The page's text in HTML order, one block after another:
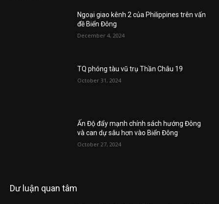
Ngoại giao kênh 2 của Philippines trên vấn
đề Biển Đông
December 4, 2024
TQ phóng tàu vũ trụ Thần Châu 19
October 31, 2024
Ấn Độ đẩy mạnh chính sách hướng Đông
và can dự sâu hơn vào Biển Đông
October 27, 2024
Dư luận quan tâm